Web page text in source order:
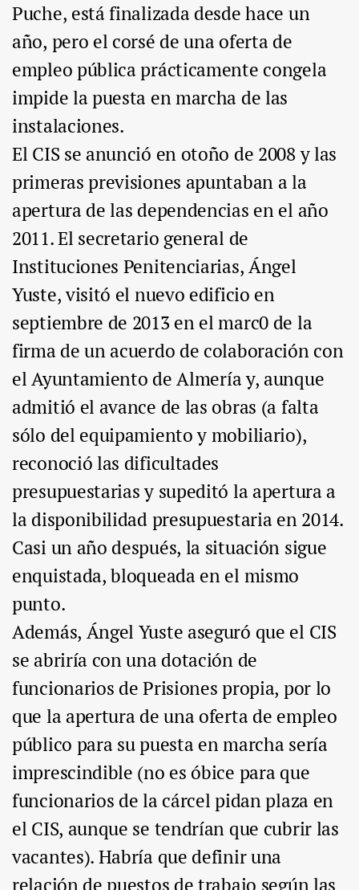
Puche, está finalizada desde hace un
año, pero el corsé de una oferta de
empleo pública prácticamente congela
impide la puesta en marcha de las
instalaciones.
El CIS se anunció en otoño de 2008 y las
primeras previsiones apuntaban a la
apertura de las dependencias en el año
2011. El secretario general de
Instituciones Penitenciarias, Ángel
Yuste, visitó el nuevo edificio en
septiembre de 2013 en el marc0 de la
firma de un acuerdo de colaboración con
el Ayuntamiento de Almería y, aunque
admitió el avance de las obras (a falta
sólo del equipamiento y mobiliario),
reconoció las dificultades
presupuestarias y supeditó la apertura a
la disponibilidad presupuestaria en 2014.
Casi un año después, la situación sigue
enquistada, bloqueada en el mismo
punto.
Además, Ángel Yuste aseguró que el CIS
se abriría con una dotación de
funcionarios de Prisiones propia, por lo
que la apertura de una oferta de empleo
público para su puesta en marcha sería
imprescindible (no es óbice para que
funcionarios de la cárcel pidan plaza en
el CIS, aunque se tendrían que cubrir las
vacantes). Habría que definir una
relación de puestos de trabajo según las